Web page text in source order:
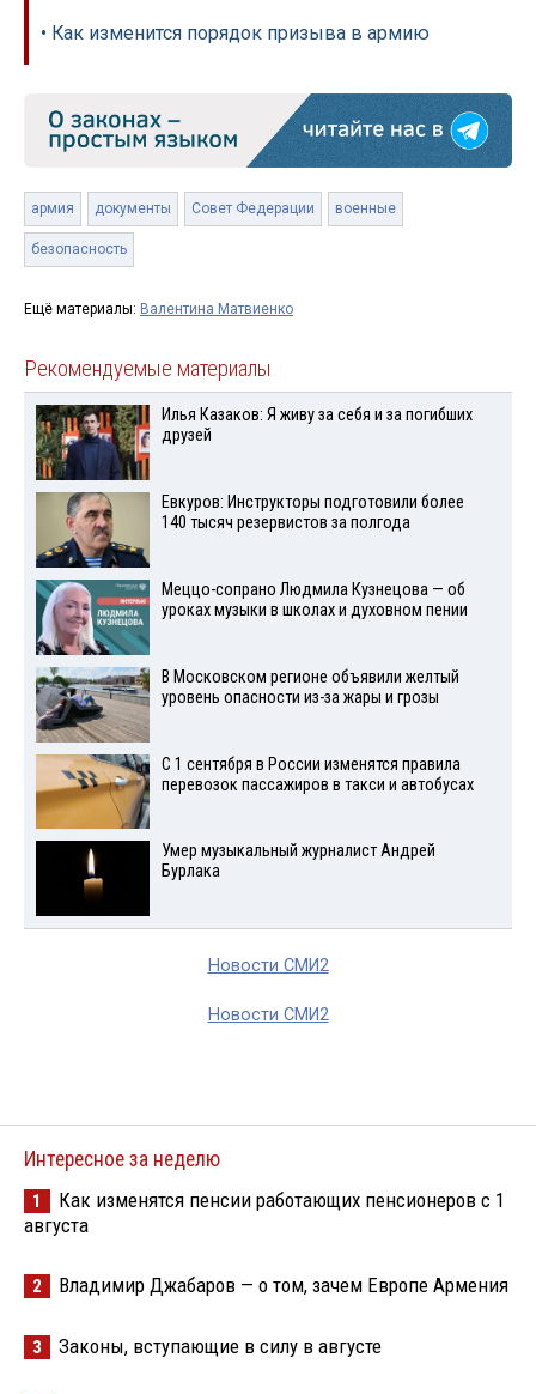
• Как изменится порядок призыва в армию
армия документы Совет Федерации военные
безопасность
Ещё материалы: Валентина Матвиенко
Рекомендуемые материалы
Илья Казаков: Я живу за себя и за погибших
друзей
Евкуров: Инструкторы подготовили более
140 тысяч резервистов за полгода
Меццо-сопрано Людмила Кузнецова — об
уроках музыки в школах и духовном пении
В Московском регионе объявили желтый
уровень опасности из-за жары и грозы
С 1 сентября в России изменятся правила
перевозок пассажиров в такси и автобусах
Умер музыкальный журналист Андрей
Бурлака
Новости СМИ2
Новости СМИ2
Интересное за неделю
1
Как изменятся пенсии работающих пенсионеров с 1
августа
2 Владимир Джабаров — о том, зачем Европе Армения
3 Законы, вступающие в силу в августе